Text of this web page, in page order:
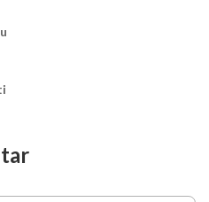
Perut dan Lainnya